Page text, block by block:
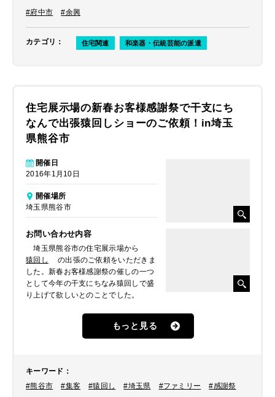
#府中市
#余興
カテゴリ ： 住宅関連 和楽器・伝統芸能の派遣
住宅展示場の新春お客様感謝祭で干支にち
なんで出張猿回しショーのご依頼！in埼玉
県熊谷市
開催日
2016年1月10日
開催場所
埼玉県熊谷市
お問い合わせ内容
埼玉県熊谷市の住宅展示場から
猿回し
の出張のご依頼をいただきま
した。新春お客様感謝祭の催しの一つ
として今年の干支にちなみ猿回しで盛
り上げて欲しいとのことでした。
もっと見る
キーワード ：
#熊谷市
#集客 #猿回し #埼玉県 #ファミリー
#感謝祭